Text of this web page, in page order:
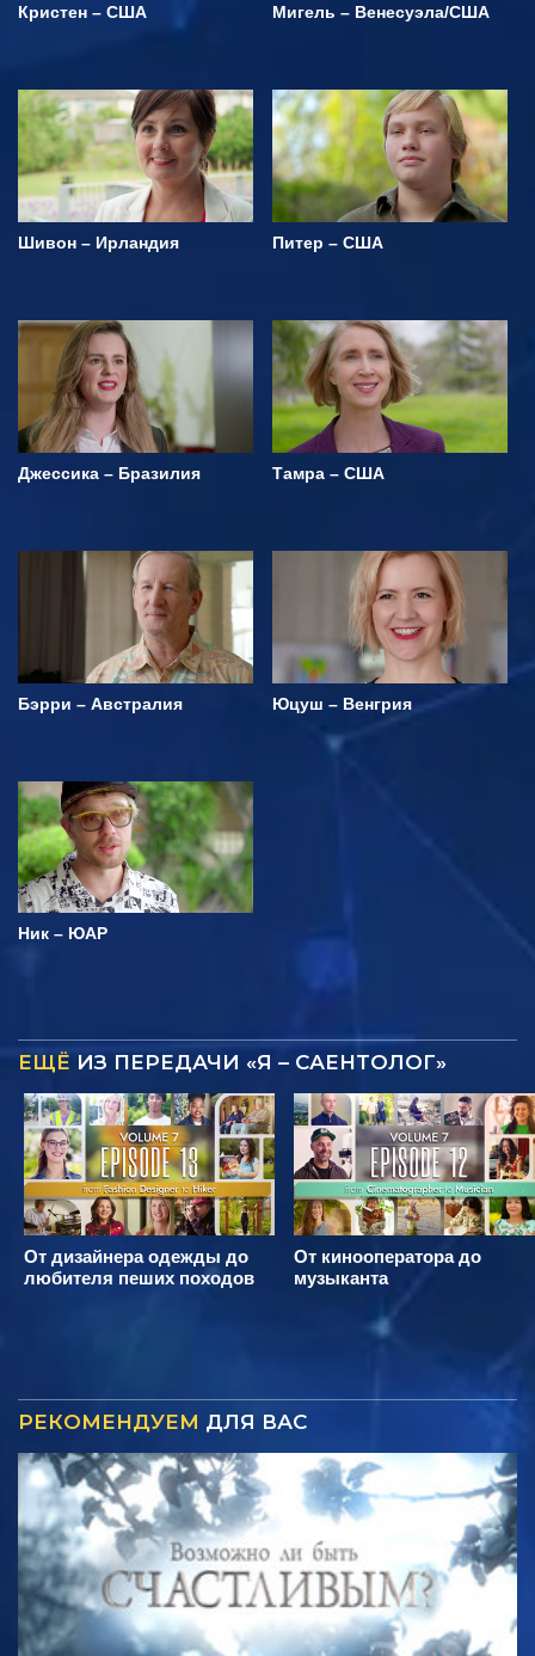
Кристен – США Мигель – Венесуэла/США
Шивон – Ирландия Питер – США
Джессика – Бразилия Тамра – США
Бэрри – Австралия Юцуш – Венгрия
Ник – ЮАР
ЕЩЁ ИЗ ПЕРЕДАЧИ «Я – САЕНТОЛОГ»
От дизайнера одежды до
любителя пеших походов
От кинооператора до
музыканта
РЕКОМЕНДУЕМ ДЛЯ ВАС